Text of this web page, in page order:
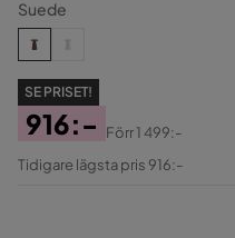
Suede
SE PRISET!
Pris
916:-
Original
Förr1 499:-
Tidigare lägsta pris 916:-